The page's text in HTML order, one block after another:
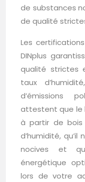
de substances
de qualité
Les
DINplus
qualité strictes
taux
d’émissions
attestent que le
à partir de bois
d’humidité,
nocives et
énergétique
lors de votre